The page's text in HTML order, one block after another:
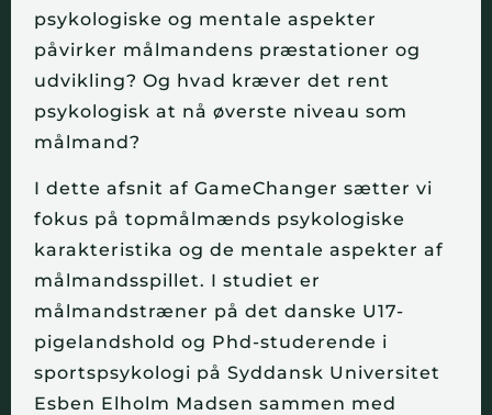
psykologiske og mentale aspekter
påvirker målmandens præstationer og
udvikling? Og hvad kræver det rent
psykologisk at nå øverste niveau som
målmand?
I dette afsnit af GameChanger sætter vi
fokus på topmålmænds psykologiske
karakteristika og de mentale aspekter af
målmandsspillet. I studiet er
målmandstræner på det danske U17-
pigelandshold og Phd-studerende i
sportspsykologi på Syddansk Universitet
Esben Elholm Madsen sammen med